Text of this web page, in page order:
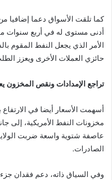
كما تلقت الأسواق دعما إضافيا
أدنى مستوى له في أربع سنوات
الأمر الذي يجعل النفط المقوم
حائزي العملات الأخرى ويعزز
تراجع الإمدادات ونقص المخزون
أسهمت الأسعار أيضا في
مخزونات النفط الأمريكية، إلى
عاصفة شتوية واسعة ضربت
الصادرات.
وفي السياق ذاته، دعم فقدان جزء